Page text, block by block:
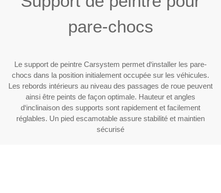
pare-chocs
Le support de peintre Carsystem permet d‘installer les pare-
chocs dans la position initialement occupée sur les véhicules.
Les rebords intérieurs au niveau des passages de roue peuvent
ainsi être peints de façon optimale. Hauteur et angles
d‘inclinaison des supports sont rapidement et facilement
réglables. Un pied escamotable assure stabilité et maintien
sécurisé